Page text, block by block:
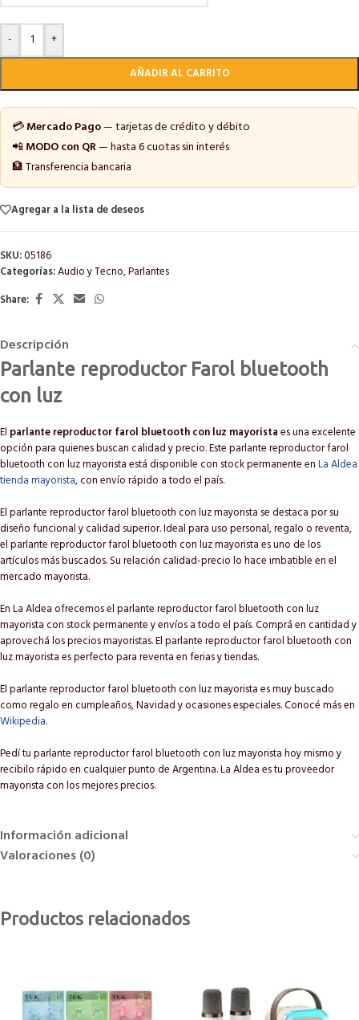
-
+
AÑADIR AL CARRITO
💳Mercado Pago— tarjetas de crédito y débito
📲MODO con QR— hasta 6 cuotas sin interés
🏦 Transferencia bancaria
Agregar a la lista de deseos
SKU:05186
Categorías:Audio y Tecno,Parlantes
Share:
Descripción
Parlante reproductor Farol bluetooth
con luz
El parlante reproductor farol bluetooth con luz mayoristaes una excelente
opción para quienes buscan calidad y precio. Este parlante reproductor farol
bluetooth con luz mayorista está disponible con stock permanente enLa Aldea
tienda mayorista, con envío rápido a todo el país.
El parlante reproductor farol bluetooth con luz mayorista se destaca por su
diseño funcional y calidad superior. Ideal para uso personal, regalo o reventa,
el parlante reproductor farol bluetooth con luz mayorista es uno de los
artículos más buscados. Su relación calidad-precio lo hace imbatible en el
mercado mayorista.
En La Aldea ofrecemos el parlante reproductor farol bluetooth con luz
mayorista con stock permanente y envíos a todo el país. Comprá en cantidad y
aprovechá los precios mayoristas. El parlante reproductor farol bluetooth con
luz mayorista es perfecto para reventa en ferias y tiendas.
El parlante reproductor farol bluetooth con luz mayorista es muy buscado
como regalo en cumpleaños, Navidad y ocasiones especiales. Conocé más en
Wikipedia.
Pedí tu parlante reproductor farol bluetooth con luz mayorista hoy mismo y
recibilo rápido en cualquier punto de Argentina. La Aldea es tu proveedor
mayorista con los mejores precios.
Información adicional
Valoraciones (0)
Productos relacionados